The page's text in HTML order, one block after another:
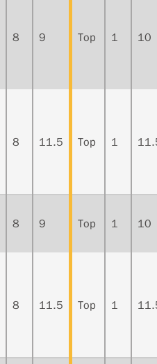
8 9 Top 1 10
8 11.5 Top 1
8 9 Top 1 10
8 11.5 Top 1